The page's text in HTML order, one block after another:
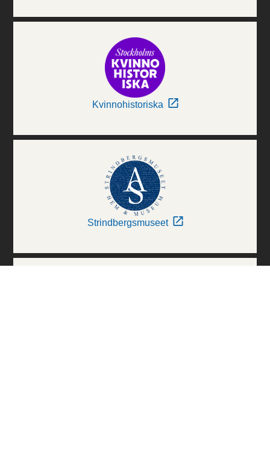
Kvinnohistoriska
Strindbergsmuseet